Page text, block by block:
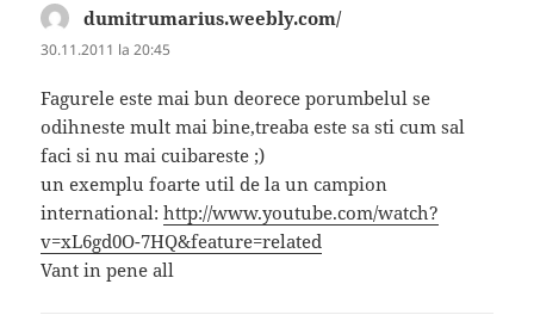
dumitrumarius.weebly.com/spune:
30.11.2011 la 20:45
Fagurele este mai bun deorece porumbelul se
odihneste mult mai bine,treaba este sa sti cum sal
faci si nu mai cuibareste ;)
un exemplu foarte util de la un campion
international:http://www.youtube.com/watch?
v=xL6gd0O-7HQ&feature=related
Vant in pene all